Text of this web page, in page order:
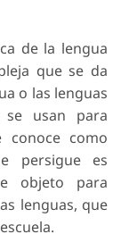
de la lengua
que se da
o las lenguas
usan para
conoce como
persigue es
objeto para
lenguas, que